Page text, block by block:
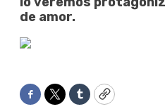
de amor.
Facebook
TwitterTumblrCopy